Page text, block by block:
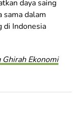
daya saing
sama dalam
di Indonesia
Ekonomi